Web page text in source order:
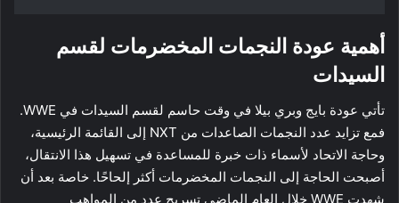
أهمية عودة النجمات المخضرمات لقسم
السيدات
تأتي عودة بايج وبري بيلا في وقت حاسم لقسم السيدات في WWE.
فمع تزايد عدد النجمات الصاعدات من NXT إلى القائمة الرئيسية،
وحاجة الاتحاد لأسماء ذات خبرة للمساعدة في تسهيل هذا الانتقال،
أصبحت الحاجة إلى النجمات المخضرمات أكثر إلحاحًا. خاصة بعد أن
شهدت WWE خلال العام الماضي تسريح عدد من المواهب